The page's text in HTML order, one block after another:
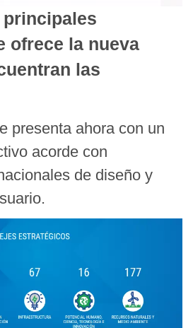
principales
ofrece la nueva
las
presenta ahora con un
acorde con
de diseño y